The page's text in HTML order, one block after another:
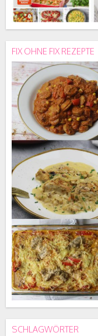
FIX OHNE FIX REZEPTE
SCHLAGWÖRTER